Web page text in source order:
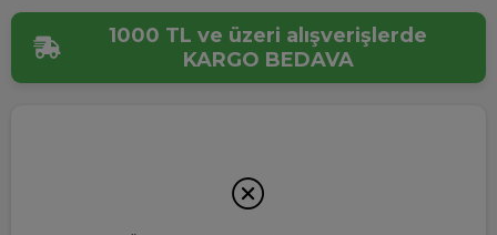
1000 TL ve üzeri alışverişlerde
KARGO BEDAVA